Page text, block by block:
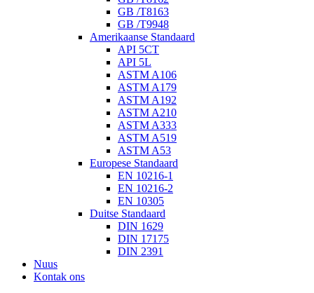
GB /T8163
GB /T9948
Amerikaanse Standaard
API 5CT
API 5L
ASTM A106
ASTM A179
ASTM A192
ASTM A210
ASTM A333
ASTM A519
ASTM A53
Europese Standaard
EN 10216-1
EN 10216-2
EN 10305
Duitse Standaard
DIN 1629
DIN 17175
DIN 2391
Nuus
Kontak ons